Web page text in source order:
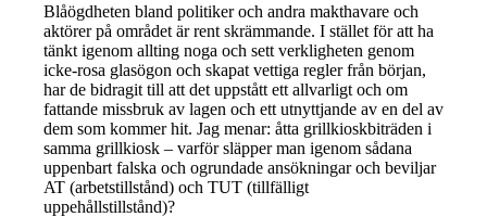
Blåögdheten bland politiker och andra makthavare och
aktörer på området är rent skrämmande. I stället för att ha
tänkt igenom allting noga och sett verkligheten genom
icke-rosa glasögon och skapat vettiga regler från början,
har de bidragit till att det uppstått ett allvarligt och om
fattande missbruk av lagen och ett utnyttjande av en del av
dem som kommer hit. Jag menar: åtta grillkioskbiträden i
samma grillkiosk – varför släpper man igenom sådana
uppenbart falska och ogrundade ansökningar och beviljar
AT (arbetstillstånd) och TUT (tillfälligt
uppehållstillstånd)?